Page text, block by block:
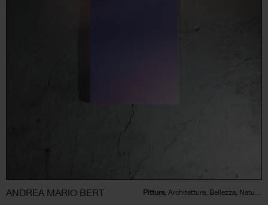
ANDREA MARIO BERT Pittura , Architettura, Bellezza, Natura, Paesaggio